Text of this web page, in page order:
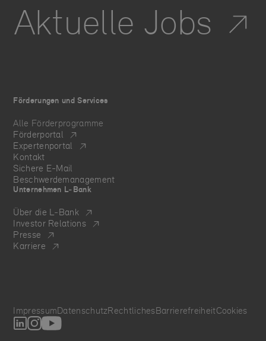
Aktuelle Jobs
Förderungen und Services
Alle Förderprogramme
Förderportal
Expertenportal
Kontakt
Sichere E-Mail
Beschwerdemanagement
Unternehmen L‑Bank
Über die L‑Bank
Investor Relations
Presse
Karriere
ImpressumDatenschutzRechtlichesBarrierefreiheitCookies